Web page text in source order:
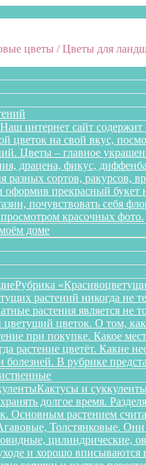
цветы / Цветы для
Наш интернет сайт
цветок на свой вкус,
Цветы – главное
драцена, фикус,
разных сортов, ракурсов,
оформив прекрасный
почувствовать себя
красочных фото.
доме
Рубрика
растений никогда не
растения является
цветок. О том,
при покупке. Какое
растение цветёт. Какие
болезней. В рубрике
Кактусы и
долгое время.
Основным растением
Толстянковые.
цилиндрические,
и хорошо вписываются